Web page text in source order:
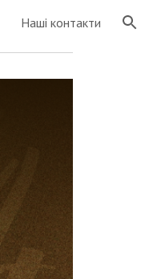
Наші контакти